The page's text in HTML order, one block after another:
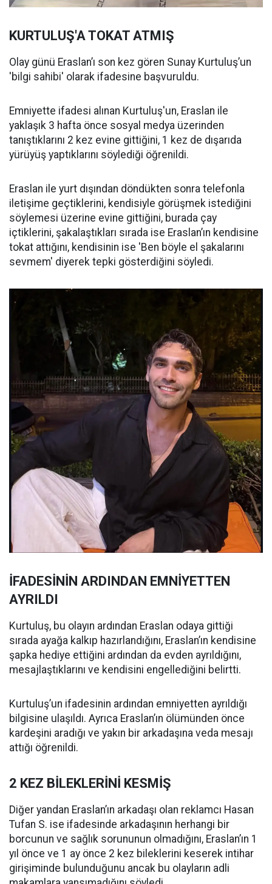
KURTULUŞ'A TOKAT ATMIŞ
Olay günü Eraslan’ı son kez gören Sunay Kurtuluş’un
'bilgi sahibi' olarak ifadesine başvuruldu.
Emniyette ifadesi alınan Kurtuluş'un, Eraslan ile
yaklaşık 3 hafta önce sosyal medya üzerinden
tanıştıklarını 2 kez evine gittiğini, 1 kez de dışarıda
yürüyüş yaptıklarını söylediği öğrenildi.
Eraslan ile yurt dışından döndükten sonra telefonla
iletişime geçtiklerini, kendisiyle görüşmek istediğini
söylemesi üzerine evine gittiğini, burada çay
içtiklerini, şakalaştıkları sırada ise Eraslan’ın kendisine
tokat attığını, kendisinin ise 'Ben böyle el şakalarını
sevmem' diyerek tepki gösterdiğini söyledi.
İFADESİNİN ARDINDAN EMNİYETTEN
AYRILDI
Kurtuluş, bu olayın ardından Eraslan odaya gittiği
sırada ayağa kalkıp hazırlandığını, Eraslan’ın kendisine
şapka hediye ettiğini ardından da evden ayrıldığını,
mesajlaştıklarını ve kendisini engellediğini belirtti.
Kurtuluş’un ifadesinin ardından emniyetten ayrıldığı
bilgisine ulaşıldı. Ayrıca Eraslan’ın ölümünden önce
kardeşini aradığı ve yakın bir arkadaşına veda mesajı
attığı öğrenildi.
2 KEZ BİLEKLERİNİ KESMİŞ
Diğer yandan Eraslan’ın arkadaşı olan reklamcı Hasan
Tufan S. ise ifadesinde arkadaşının herhangi bir
borcunun ve sağlık sorununun olmadığını, Eraslan’ın 1
yıl önce ve 1 ay önce 2 kez bileklerini keserek intihar
girişiminde bulunduğunu ancak bu olayların adli